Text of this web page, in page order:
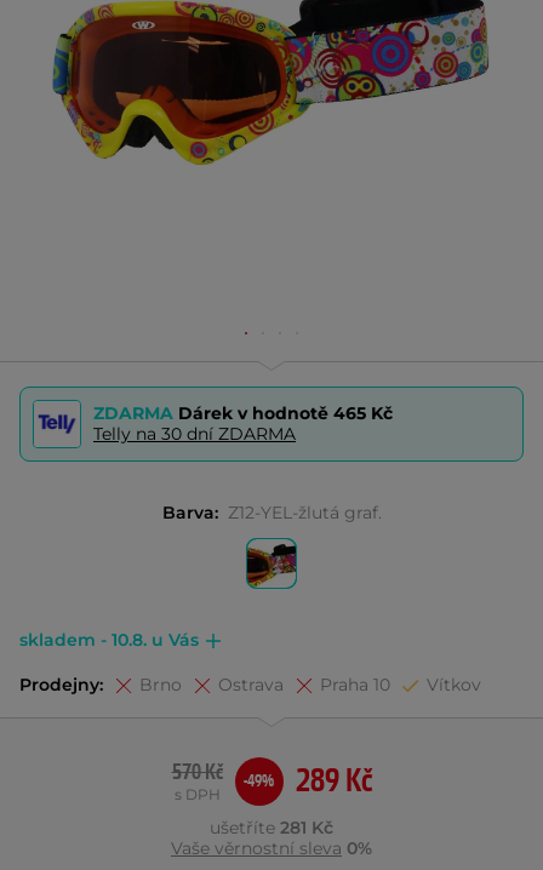
ZDARMA Dárek v hodnotě 465 Kč
Telly na 30 dní ZDARMA
Barva: Z12-YEL-žlutá graf.
skladem - 10.8. u Vás
Prodejny: Brno Ostrava Praha 10 Vítkov
289 Kč
570 Kč
s DPH
-49%
ušetříte 281 Kč
Vaše věrnostní sleva 0%